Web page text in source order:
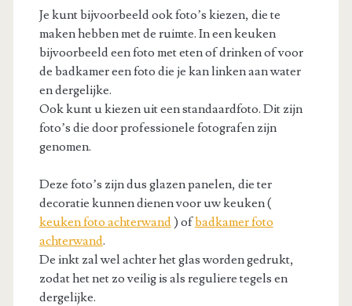
Je kunt bijvoorbeeld ook foto’s kiezen, die te
maken hebben met de ruimte. In een keuken
bijvoorbeeld een foto met eten of drinken of voor
de badkamer een foto die je kan linken aan water
en dergelijke.
Ook kunt u kiezen uit een standaardfoto. Dit zijn
foto’s die door professionele fotografen zijn
genomen.
Deze foto’s zijn dus glazen panelen, die ter
decoratie kunnen dienen voor uw keuken (
keuken foto achterwand) ofbadkamer foto
achterwand.
De inkt zal wel achter het glas worden gedrukt,
zodat het net zo veilig is als reguliere tegels en
dergelijke.